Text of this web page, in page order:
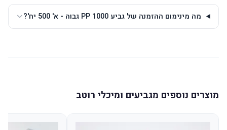
מה מינימום ההזמנה של גביע 1000 PP גבוה - א' 500 יח'?
מוצרים נוספים מגביעים ומיכלי רוטב